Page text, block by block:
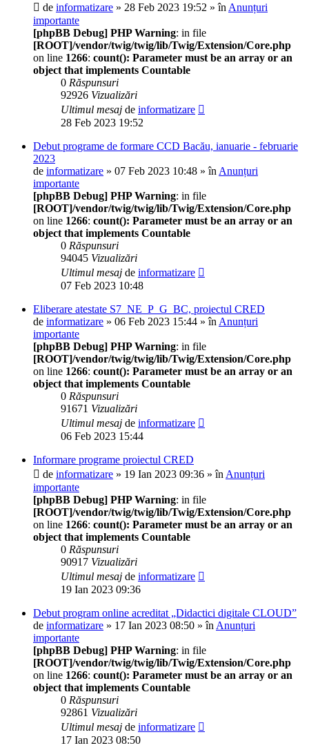
de informatizare » 28 Feb 2023 19:52 » în Anunțuri
importante
[phpBB Debug] PHP Warning: in file
[ROOT]/vendor/twig/twig/lib/Twig/Extension/Core.php
on line 1266: count(): Parameter must be an array or an
object that implements Countable
0 Răspunsuri
92926 Vizualizări
Ultimul mesaj de informatizare
28 Feb 2023 19:52
Debut programe de formare CCD Bacău, ianuarie - februarie
2023
de informatizare » 07 Feb 2023 10:48 » în Anunțuri
importante
[phpBB Debug] PHP Warning: in file
[ROOT]/vendor/twig/twig/lib/Twig/Extension/Core.php
on line 1266: count(): Parameter must be an array or an
object that implements Countable
0 Răspunsuri
94045 Vizualizări
Ultimul mesaj de informatizare
07 Feb 2023 10:48
Eliberare atestate S7_NE_P_G_BC, proiectul CRED
de informatizare » 06 Feb 2023 15:44 » în Anunțuri
importante
[phpBB Debug] PHP Warning: in file
[ROOT]/vendor/twig/twig/lib/Twig/Extension/Core.php
on line 1266: count(): Parameter must be an array or an
object that implements Countable
0 Răspunsuri
91671 Vizualizări
Ultimul mesaj de informatizare
06 Feb 2023 15:44
Informare programe proiectul CRED
de informatizare » 19 Ian 2023 09:36 » în Anunțuri
importante
[phpBB Debug] PHP Warning: in file
[ROOT]/vendor/twig/twig/lib/Twig/Extension/Core.php
on line 1266: count(): Parameter must be an array or an
object that implements Countable
0 Răspunsuri
90917 Vizualizări
Ultimul mesaj de informatizare
19 Ian 2023 09:36
Debut program online acreditat „Didactici digitale CLOUD”
de informatizare » 17 Ian 2023 08:50 » în Anunțuri
importante
[phpBB Debug] PHP Warning: in file
[ROOT]/vendor/twig/twig/lib/Twig/Extension/Core.php
on line 1266: count(): Parameter must be an array or an
object that implements Countable
0 Răspunsuri
92861 Vizualizări
Ultimul mesaj de informatizare
17 Ian 2023 08:50